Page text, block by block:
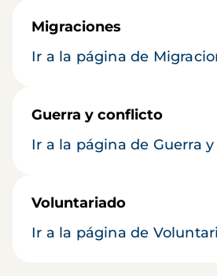
Migraciones
Ir a la página de
Guerra y conflicto
Ir a la página de Guerra
Voluntariado
Ir a la página de